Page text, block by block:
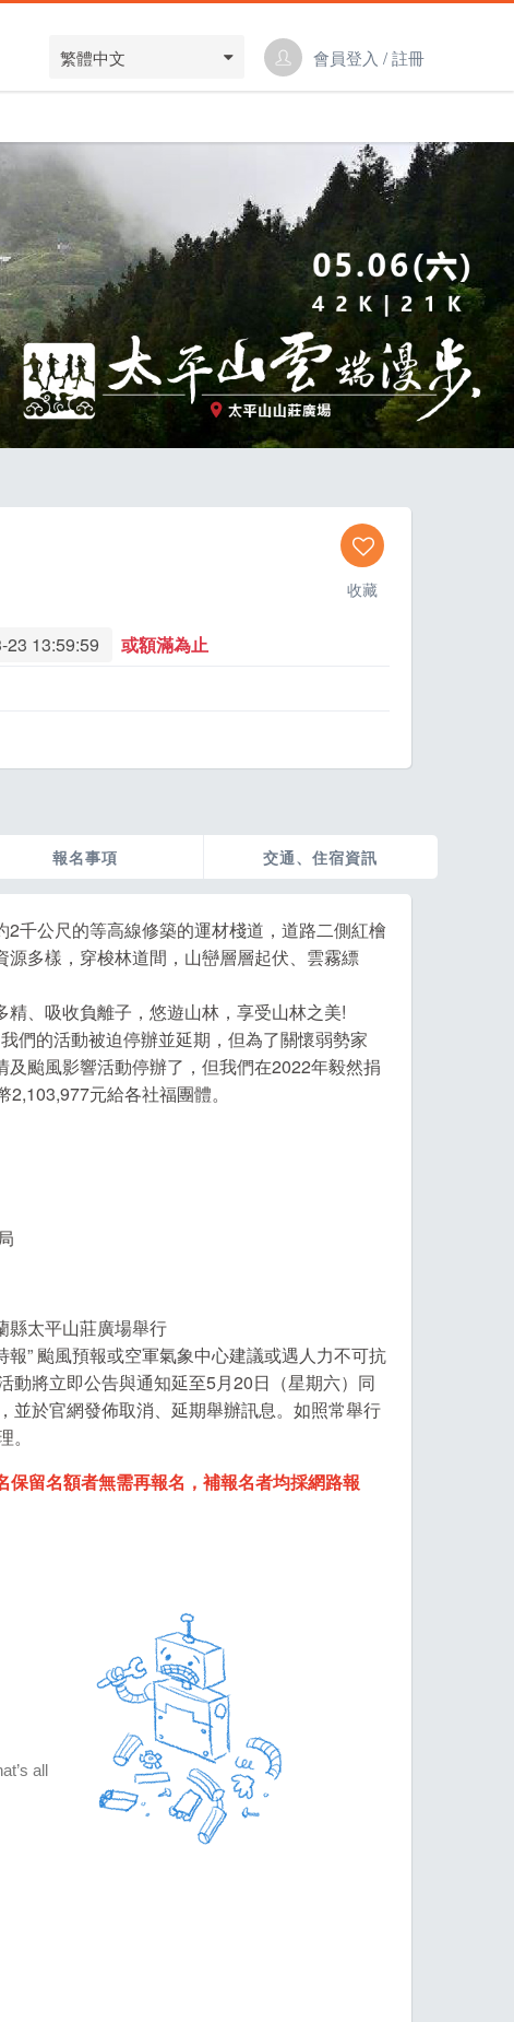
繁體中文 會員登入 / 註冊
收藏
23 13:59:59 或額滿為止
報名事項 交通、住宿資訊
千公尺的等高線修築的運材棧道，道路二側紅檜
多樣，穿梭林道間，山巒層層起伏、雲霧縹
、吸收負離子，悠遊山林，享受山林之美!
們的活動被迫停辦並延期，但為了關懷弱勢家
颱風影響活動停辦了，但我們在2022年毅然捐
元給各社福團體。
縣太平山莊廣場舉行
” 颱風預報或空軍氣象中心建議或遇人力不可抗
動將立即公告與通知延至5月20日（星期六）同
並於官網發佈取消、延期舉辦訊息。如照常舉行
保留名額者無需再報名，補報名者均採網路報